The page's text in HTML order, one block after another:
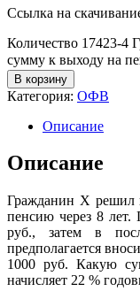
Ссылка на
Количество 17423-4
сумму к выходу на
В корзину
Категория: ОФВ
Описание
Описание
Гражданин Х решил
пенсию через 8 лет.
руб., затем в
предполагается
1000 руб. Какую
начисляет 22 %